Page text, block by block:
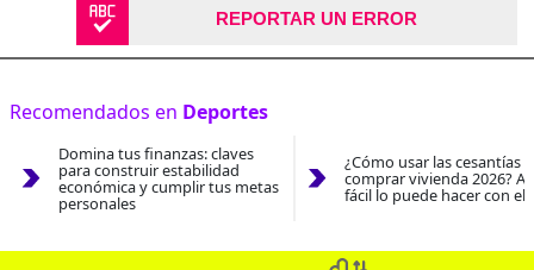
REPORTAR UN ERROR
Recomendados en Deportes
Domina tus finanzas: claves
para construir estabilidad
económica y cumplir tus metas
personales
¿Cómo usar las cesantías
comprar vivienda 2026?
fácil lo puede hacer con el